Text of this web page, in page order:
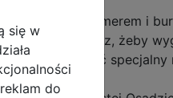
tym z Roxi, Boomerem i
Co wybierzesz, żeby
i odblokować
się w
do